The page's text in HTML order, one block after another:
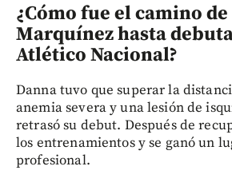
¿Cómo fue el camino
Marquínez hasta
Atlético Nacional?
Danna tuvo que superar la
anemia severa y una lesión de
retrasó su debut. Después de
los entrenamientos y se ganó un
profesional.